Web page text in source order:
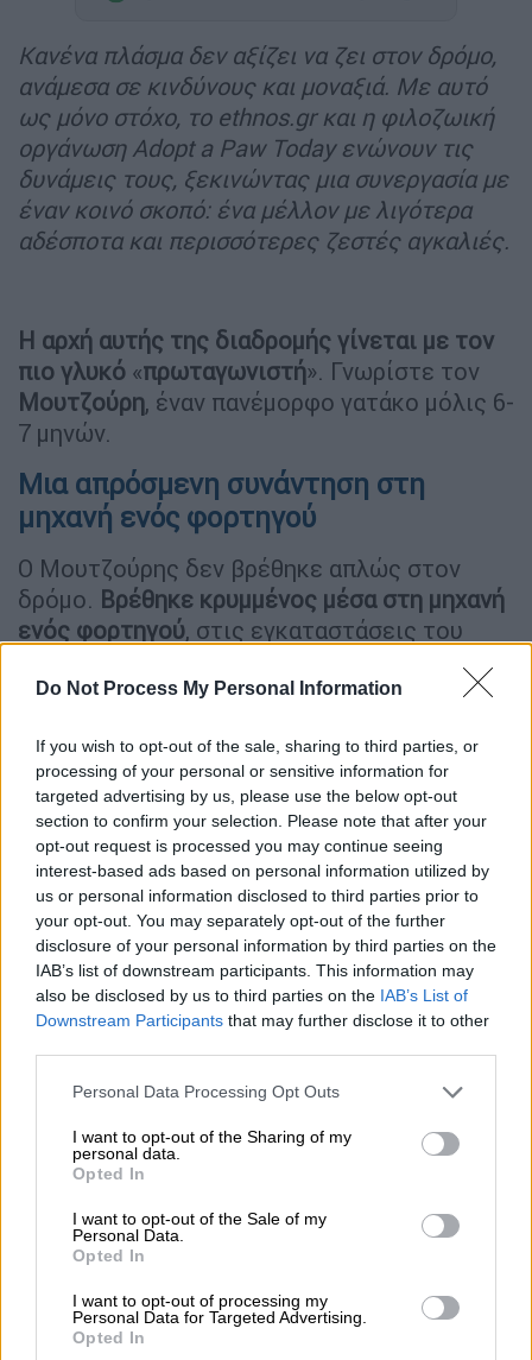
Do Not Process My Personal Information
If you wish to opt-out of the sale, sharing to third parties, or
processing of your personal or sensitive information for
targeted advertising by us, please use the below opt-out
section to confirm your selection. Please note that after your
opt-out request is processed you may continue seeing
interest-based ads based on personal information utilized by
us or personal information disclosed to third parties prior to
your opt-out. You may separately opt-out of the further
disclosure of your personal information by third parties on the
IAB’s list of downstream participants. This information may
also be disclosed by us to third parties on the IAB’s List of
Downstream Participants that may further disclose it to other
Please note that this website/app uses one or more Google
not limited to your visit or usage behaviour. You may click to
grant or deny consent to Google and its third-party tags to
use your data for below specified purposes in below Google
consent section.
Personal Data Processing Opt Outs
I want to opt-out of the Sharing of my
personal data.
Opted In
I want to opt-out of the Sale of my
Personal Data.
Opted In
I want to opt-out of processing my
Personal Data for Targeted Advertising.
Opted In
Κανένα πλάσμα δεν αξίζει να ζει στον δρόμο,
ανάμεσα σε κινδύνους και μοναξιά. Με αυτό
ως μόνο στόχο, το ethnos.gr και η φιλοζωική
οργάνωση Adopt a Paw Today ενώνουν τις
δυνάμεις τους, ξεκινώντας μια συνεργασία με
έναν κοινό σκοπό: ένα μέλλον με λιγότερα
αδέσποτα και περισσότερες ζεστές αγκαλιές.
Η αρχή αυτής της διαδρομής γίνεται με τον
πιο γλυκό «πρωταγωνιστή». Γνωρίστε τον
Μουτζούρη, έναν πανέμορφο γατάκο μόλις 6-
7 μηνών.
Μια απρόσμενη συνάντηση στη
μηχανή ενός φορτηγού
Ο Μουτζούρης δεν βρέθηκε απλώς στον
δρόμο. Βρέθηκε κρυμμένος μέσα στη μηχανή
ενός φορτηγού, στις εγκαταστάσεις του
OPEN και του Έθνους. Αυτό το μικρό πλάσμα
αναζητούσε απλά λίγη ζεστασιά και
Ευτυχώς, η τύχη του «χαμογέλασε». Σήμερα,
ασφαλής και φροντισμένος, ο Μουτζούρης
είναι έτοιμος να αφήσει πίσω του το
δύσκολο παρελθόν και να βρει το σπίτι που
του αξίζει.
Παρά την ταλαιπωρία του, ο Μουτζούρης
έμαθε γρήγορα να εμπιστεύεται τους
ανθρώπους. Είναι ένα πάρα πολύ φιλικό
γατάκι, τόσο με τους ανθρώπους όσο και με
έναν ακούραστο παιχνιδιάρη που δεν
σταματά να ζητά την προσοχή
αγαπημένο του πράγμα στον κόσμο είναι
-χωρίς αμφιβολία- η ανθρώπινη αγκαλιά!
Υιοθετήστε υπεύθυνα
Το ethnos.gr σε συνεργασία με την